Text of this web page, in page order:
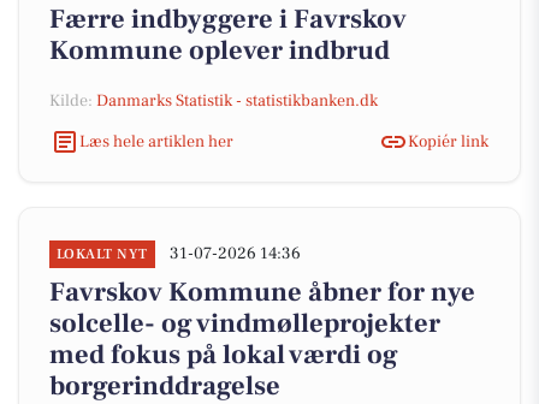
Færre indbyggere i Favrskov
Kommune oplever indbrud
Kilde: Danmarks Statistik - statistikbanken.dk
Læs hele artiklen her
Kopiér link
LOKALT NYT 31-07-2026 14:36
Favrskov Kommune åbner for nye
solcelle- og vindmølleprojekter
med fokus på lokal værdi og
borgerinddragelse